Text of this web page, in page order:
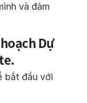
và đảm
Dự
bắt đầu với